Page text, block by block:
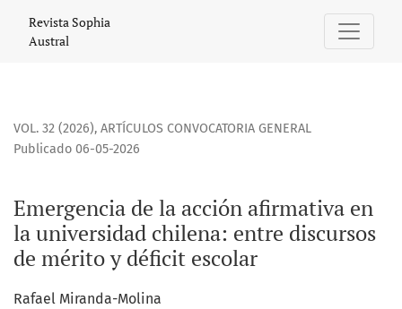
Emergencia de la acción afirmativa en la universidad
Revista Sophia
Austral
VOL. 32 (2026), ARTÍCULOS CONVOCATORIA GENERAL
Emergencia de la acción afirmativa en
la universidad chilena: entre discursos
de mérito y déficit escolar
Publicado 06-05-2026
Rafael Miranda-Molina